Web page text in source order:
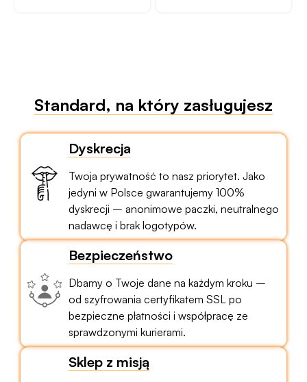
Standard, na który zasługujesz
Dyskrecja
Twoja prywatność to nasz priorytet. Jako
jedyni w Polsce gwarantujemy 100%
dyskrecji – anonimowe paczki, neutralnego
nadawcę i brak logotypów.
Bezpieczeństwo
Dbamy o Twoje dane na każdym kroku –
od szyfrowania certyfikatem SSL po
bezpieczne płatności i współpracę ze
sprawdzonymi kurierami.
Sklep z misją